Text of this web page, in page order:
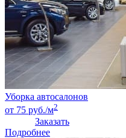
Уборка автосалонов
от 75 руб./м2
Заказать
Подробнее